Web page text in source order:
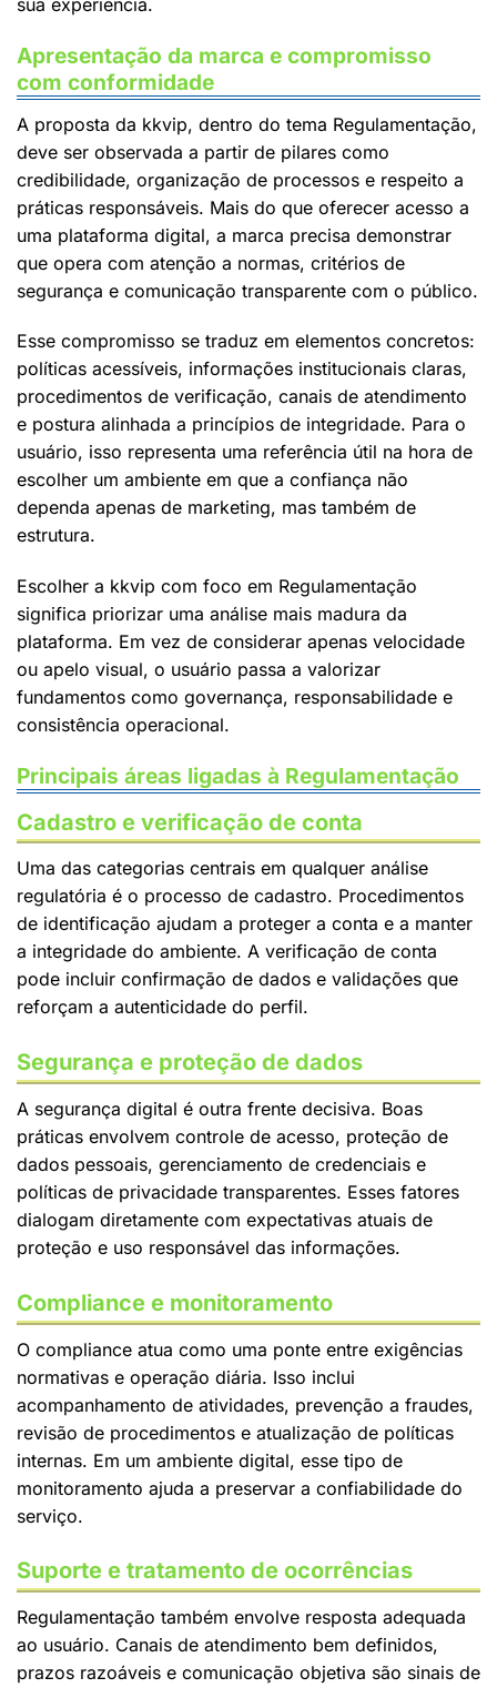
sua experiência.
Apresentação da marca e compromisso
com conformidade
A proposta da kkvip, dentro do tema Regulamentação,
deve ser observada a partir de pilares como
credibilidade, organização de processos e respeito a
práticas responsáveis. Mais do que oferecer acesso a
uma plataforma digital, a marca precisa demonstrar
que opera com atenção a normas, critérios de
segurança e comunicação transparente com o público.
Esse compromisso se traduz em elementos concretos:
políticas acessíveis, informações institucionais claras,
procedimentos de verificação, canais de atendimento
e postura alinhada a princípios de integridade. Para o
usuário, isso representa uma referência útil na hora de
escolher um ambiente em que a confiança não
dependa apenas de marketing, mas também de
estrutura.
Escolher a kkvip com foco em Regulamentação
significa priorizar uma análise mais madura da
plataforma. Em vez de considerar apenas velocidade
ou apelo visual, o usuário passa a valorizar
fundamentos como governança, responsabilidade e
consistência operacional.
Principais áreas ligadas à Regulamentação
Cadastro e verificação de conta
Uma das categorias centrais em qualquer análise
regulatória é o processo de cadastro. Procedimentos
de identificação ajudam a proteger a conta e a manter
a integridade do ambiente. A verificação de conta
pode incluir confirmação de dados e validações que
reforçam a autenticidade do perfil.
Segurança e proteção de dados
A segurança digital é outra frente decisiva. Boas
práticas envolvem controle de acesso, proteção de
dados pessoais, gerenciamento de credenciais e
políticas de privacidade transparentes. Esses fatores
dialogam diretamente com expectativas atuais de
proteção e uso responsável das informações.
Compliance e monitoramento
O compliance atua como uma ponte entre exigências
normativas e operação diária. Isso inclui
acompanhamento de atividades, prevenção a fraudes,
revisão de procedimentos e atualização de políticas
internas. Em um ambiente digital, esse tipo de
monitoramento ajuda a preservar a confiabilidade do
serviço.
Suporte e tratamento de ocorrências
Regulamentação também envolve resposta adequada
ao usuário. Canais de atendimento bem definidos,
prazos razoáveis e comunicação objetiva são sinais de